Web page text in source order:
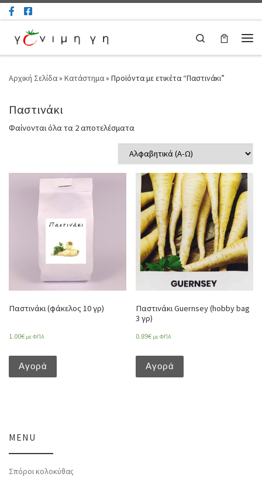
Μετάβαση στο περιεχόμενο
Search
Αρχική Σελίδα» Κατάστημα» Προϊόντα με ετικέτα “Παστινάκι”
Παστινάκι
Φαίνονται όλα τα 2 αποτελέσματα
Παστινάκι (φάκελος 10 γρ)
1.00€ με ΦΠΑ
Αγορά
Παστινάκι Guernsey (hobby bag
3 γρ)
0.89€ με ΦΠΑ
Αγορά
MENU
Σπόροι κολοκύθας